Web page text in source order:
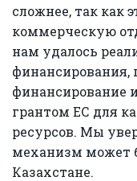
сложнее, так как
коммерческую
нам удалось
финансирования,
финансирование
грантом ЕС для
ресурсов. Мы
механизм может
Казахстане.